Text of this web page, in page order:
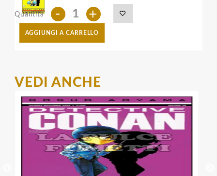
Quantità - +
AGGIUNGI A CARRELLO
VEDI ANCHE